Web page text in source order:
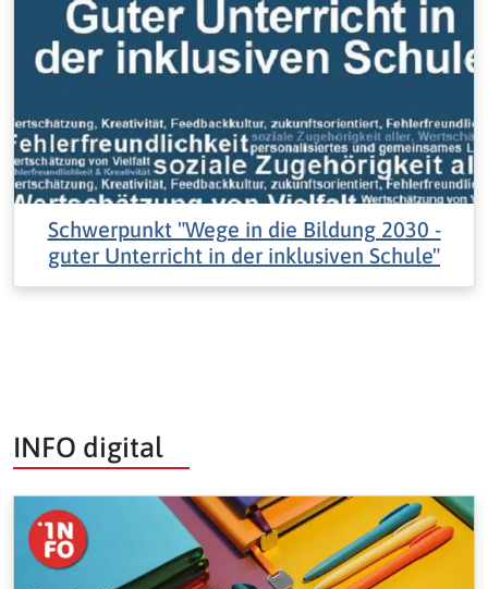
Schwerpunkt "Wege in die Bildung 2030 -
guter Unterricht in der inklusiven Schule"
INFO digital